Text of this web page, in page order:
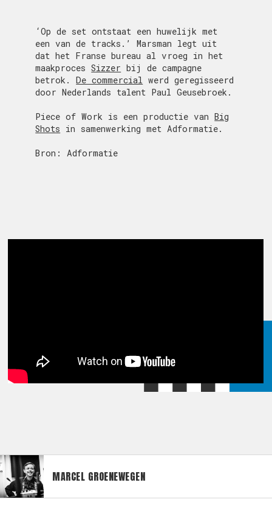
‘Op de set ontstaat een huwelijk met
een van de tracks.’ Marsman legt uit
dat het Franse bureau al vroeg in het
maakprocesSizzer bij de campagne
betrok.De commercial werd geregisseerd
door Nederlands talent Paul Geusebroek.
Piece of Work is een productie vanBig
Shots in samenwerking met Adformatie.
Bron: Adformatie
MARCEL GROENEWEGEN